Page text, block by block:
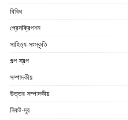
বিবিধ
প্রেসক্রিপশন
সাহিত্য-সংস্কৃতি
গল্প স্বল্প
সম্পাদকীয়
উত্তর সম্পাদকীয়
নিকট-দূর